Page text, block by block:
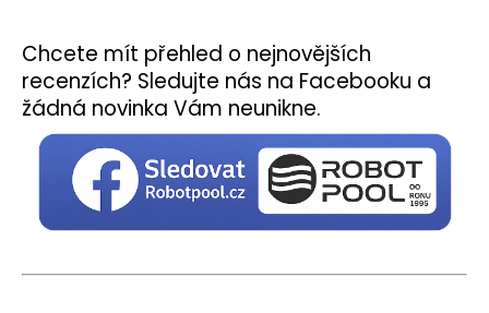
Chcete mít přehled o nejnovějších
recenzích? Sledujte nás na Facebooku a
žádná novinka Vám neunikne.